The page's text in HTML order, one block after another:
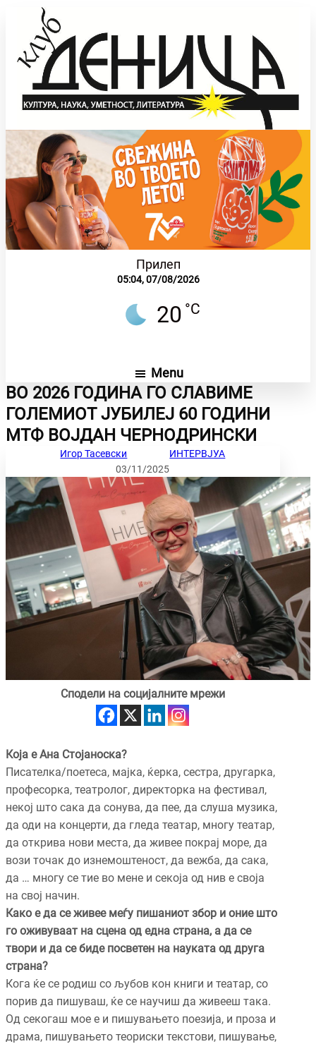
Прилеп
05:04,07/08/2026
20 °C
Menu
ВО 2026 ГОДИНА ГО СЛАВИМЕ
ГОЛЕМИОТ ЈУБИЛЕЈ 60 ГОДИНИ
МТФ ВОЈДАН ЧЕРНОДРИНСКИ
Игор Тасевски
ИНТЕРВЈУА
03/11/2025
Сподели на социјалните мрежи
Која е Ана Стојаноска?
Писателка/поетеса, мајка, ќерка, сестра, другарка,
професорка, театролог, директорка на фестивал,
некој што сака да сонува, да пее, да слуша музика,
да оди на концерти, да гледа театар, многу театар,
да открива нови места, да живее покрај море, да
вози точак до изнемоштеност, да вежба, да сака,
да … многу се тие во мене и секоја од нив е своја
на свој начин.
Како е да се живее меѓу пишаниот збор и ониe што
го оживуваат на сцена од една страна, а да се
твори и да се биде посветен на науката од друга
страна?
Кога ќе се родиш со љубов кон книги и театар, со
порив да пишуваш, ќе се научиш да живееш така.
Од секогаш мое е и пишувањето поезија, и проза и
драма, пишувањето теориски текстови, пишување,